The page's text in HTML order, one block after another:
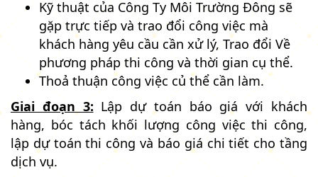
Kỹ thuật của Công Ty Môi Trường Đông sẽ
gặp trực tiếp và trao đổi công việc mà
khách hàng yêu cầu cần xử lý, Trao đổi Về
phương pháp thi công và thời gian cụ thể.
Thoả thuận công việc củ thể cần làm.
Giai đoạn 3: Lập dự toán báo giá với khách
hàng, bóc tách khối lượng công việc thi công,
lập dự toán thi công và báo giá chi tiết cho tầng
dịch vụ.